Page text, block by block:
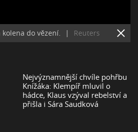
do vězení. | Reuters
Nejvýznamnější chvíle pohřbu
Knížáka: Klempíř mluvil o
hádce, Klaus vzýval rebelství a
přišla i Sára Saudková